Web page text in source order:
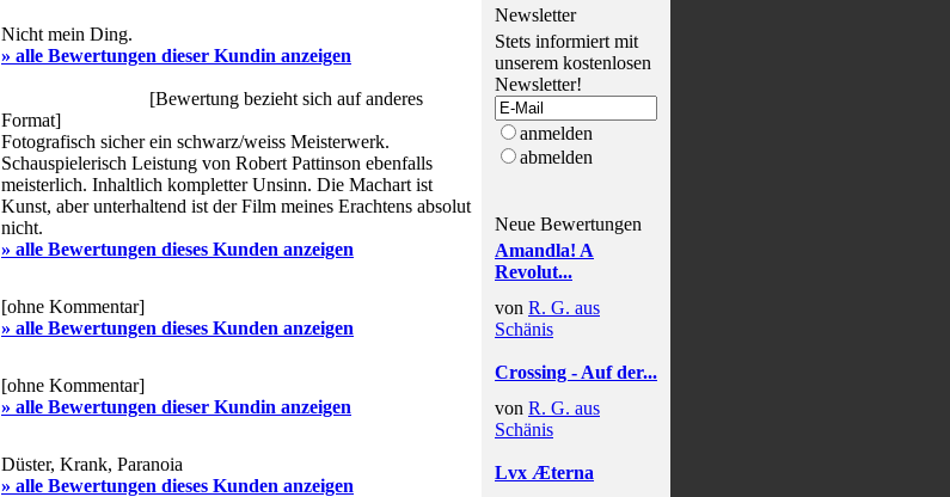
Nicht mein Ding.
» alle Bewertungen dieser Kundin anzeigen
[Bewertung bezieht sich auf anderes
Format]
Fotografisch sicher ein schwarz/weiss Meisterwerk.
Schauspielerisch Leistung von Robert Pattinson ebenfalls
meisterlich. Inhaltlich kompletter Unsinn. Die Machart ist
Kunst, aber unterhaltend ist der Film meines Erachtens absolut
nicht.
» alle Bewertungen dieses Kunden anzeigen
[ohne Kommentar]
» alle Bewertungen dieses Kunden anzeigen
[ohne Kommentar]
» alle Bewertungen dieser Kundin anzeigen
Düster, Krank, Paranoia
» alle Bewertungen dieses Kunden anzeigen
Newsletter
Stets informiert mit
unserem kostenlosen
Newsletter!
anmelden
abmelden
Neue Bewertungen
Amandla! A
Revolut...
von R. G. aus
Schänis
Crossing - Auf der...
von R. G. aus
Schänis
Lvx Æterna